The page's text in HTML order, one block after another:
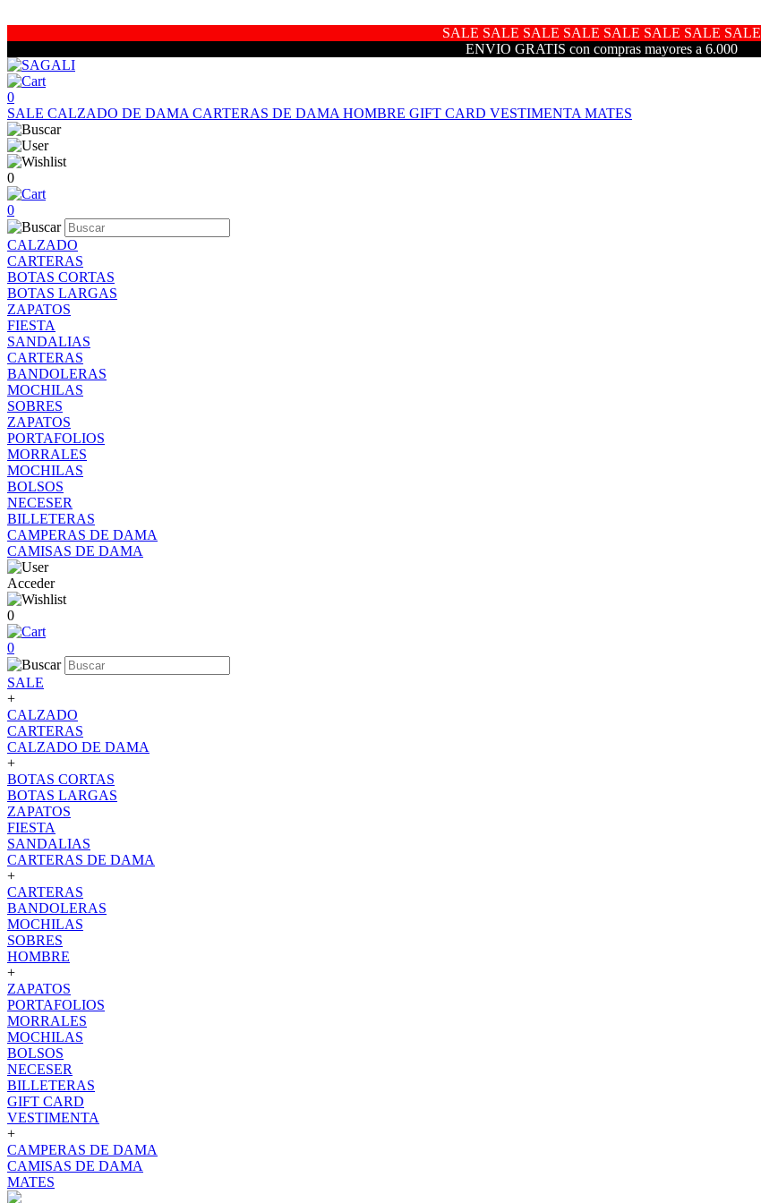
SALE SALE SALE SALE SALE SALE SALE SALE
ENVIO GRATIS con compras mayores a 6.000
0
SALE CALZADO DE DAMA CARTERAS DE DAMA HOMBRE GIFT CARD VESTIMENTA MATES
0
0
CALZADO
CARTERAS
BOTAS CORTAS
BOTAS LARGAS
ZAPATOS
FIESTA
SANDALIAS
CARTERAS
BANDOLERAS
MOCHILAS
SOBRES
ZAPATOS
PORTAFOLIOS
MORRALES
MOCHILAS
BOLSOS
NECESER
BILLETERAS
CAMPERAS DE DAMA
CAMISAS DE DAMA
Acceder
0
0
SALE
+
CALZADO
CARTERAS
CALZADO DE DAMA
+
BOTAS CORTAS
BOTAS LARGAS
ZAPATOS
FIESTA
SANDALIAS
CARTERAS DE DAMA
+
CARTERAS
BANDOLERAS
MOCHILAS
SOBRES
HOMBRE
+
ZAPATOS
PORTAFOLIOS
MORRALES
MOCHILAS
BOLSOS
NECESER
BILLETERAS
GIFT CARD
VESTIMENTA
+
CAMPERAS DE DAMA
CAMISAS DE DAMA
MATES